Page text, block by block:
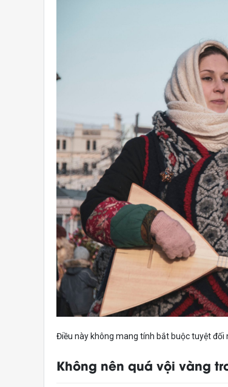
Điều này không mang tính bắt buộc tuyệt
Không nên quá vội vàng